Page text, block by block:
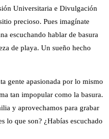
Universitaria e Divulgación
precioso. Pues imagínate
escuchando hablar de basura
de playa. Un sueño hecho
gente apasionada por lo mismo
tan impopular como la basura.
y aprovechamos para grabar
lo que son? ¿Habías escuchado